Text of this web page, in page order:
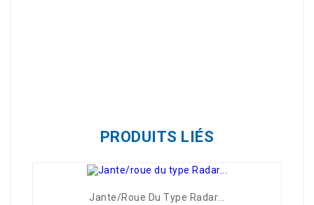
PRODUITS LIÉS
Jante/roue Du Type Radar...